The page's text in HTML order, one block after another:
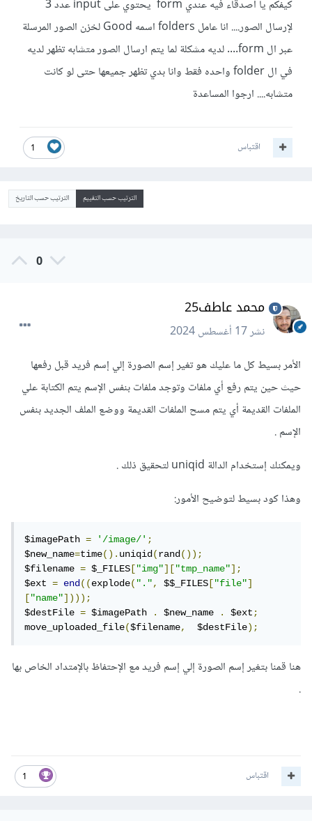
كيفكم يا أصدقاء فيه عندي form يحتوي على input عدد 3
لإرسال الصور.... انا عامل folders اسمه Good لخزن الصور المرسلة
عبر ال form.... لديه مشكلة لما يتم ارسال الصور متشابه تظهر لديه
في ال folder واحده فقط وانا بدي تظهر جميعها حتى لو كانت
متشابه.... ارجوا المساعدة
1 اقتباس
الترتيب حسب التقييم الترتيب حسب التاريخ
0
محمد عاطف25
نشر17 أغسطس 2024
الأمر بسيط كل ما عليك هو تغير إسم الصورة إلي إسم فريد قبل رفعها
حيث حين يتم رفع أي ملفات وتوجد ملفات بنفس الإسم يتم الكتابة علي
الملفات القديمة أي يتم مسح الملفات القديمة ووضع الملف الجديد بنفس
الإسم .
ويمكنك إستخدام الدالة uniqid لتحقيق ذلك .
وهذا كود بسيط لتوضيح الأمور:
$imagePath = '/image/';
$new_name=time().uniqid(rand());
$filename = $_FILES ["img"]["tmp_name"];
$ext = end((explode(".", $$_FILES ["file"]
["name"])));
$destFile = $imagePath . $new_name . $ext;
move_uploaded_file($filename,
  $destFile
);
هنا قمنا بتغير إسم الصورة إلي إسم فريد مع الإحتفاظ بالإمتداد الخاص بها
1 اقتباس